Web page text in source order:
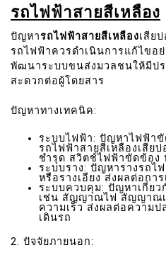
รถไฟฟ้าสายสีเหลือง
ปัญหารถไฟฟ้าสายสีเหลืองเสีย
รถไฟฟ้าควรดำเนินการแก้ไขอย่
พัฒนาระบบขนส่งมวลชนให้มีป
สะดวกต่อผู้โดยสาร
ปัญหาทางเทคนิค:
ระบบไฟฟ้า: ปัญหาไฟฟ้าขั
รถไฟฟ้าสายสีเหลืองเสีย
ชำรุด สวิตช์ไฟฟ้าขัดข้อง
ระบบราง: ปัญหารางรถไ
หรือรางเอียง ส่งผลต่อกา
ระบบควบคุม: ปัญหาเกี่ยว
เช่น สัญญาณไฟ สัญญาณ
ความเร็ว ส่งผลต่อความ
เดินรถ
2. ปัจจัยภายนอก: